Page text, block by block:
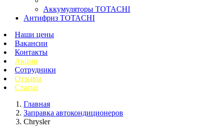
Аккумуляторы TOTACHI
Антифриз TOTACHI
Наши цены
Вакансии
Контакты
Акции
Сотрудники
Отзывы
Статьи
Главная
Заправка автокондиционеров
Chrysler